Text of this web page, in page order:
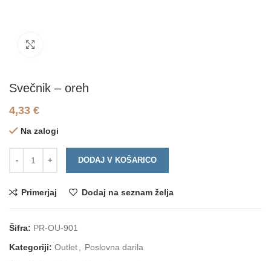
Svečnik – oreh
4,33 €
Na zalogi
DODAJ V KOŠARICO
Primerjaj Dodaj na seznam želja
Šifra: PR-OU-901
Kategoriji: Outlet
Poslovna darila